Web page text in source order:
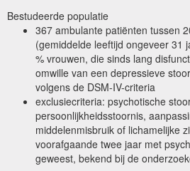
Bestudeerde populatie
367 ambulante patiënten tussen
(gemiddelde leeftijd ongeveer 31
% vrouwen, die sinds lang
omwille van een depressieve
volgens de DSM-IV-criteria
exclusiecriteria: psychotische
persoonlijkheidsstoornis,
middelenmisbruik of lichamelijke
voorafgaande twee jaar met
geweest, bekend bij de